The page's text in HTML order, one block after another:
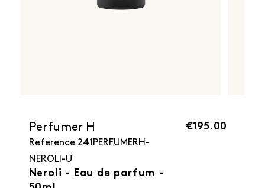
Perfumer H
Reference 241PERFUMERH-
NEROLI-U
Neroli - Eau de parfum -
€195.00